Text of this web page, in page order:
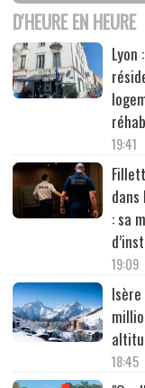
D'HEURE EN HEURE
19:41
: sa
19:09
18:45